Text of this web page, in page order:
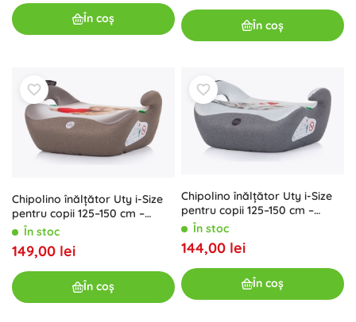
În coș În coș
Chipolino înălțător Uty i-Size
pentru copii 125–150 cm –
Doggie
În stoc
149,00 lei
În coș
Chipolino înălțător Uty i-Size
pentru copii 125–150 cm –
Kittens
În stoc
144,00 lei
În coș